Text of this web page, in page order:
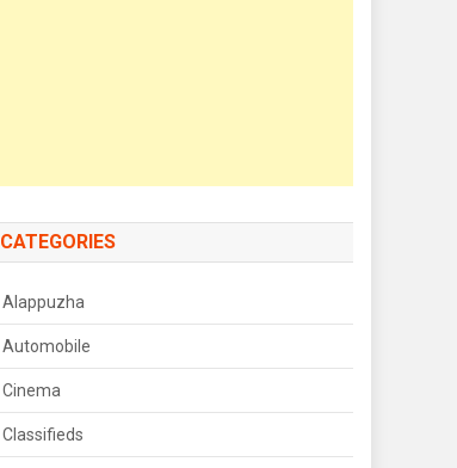
CATEGORIES
Alappuzha
Automobile
Cinema
Classifieds